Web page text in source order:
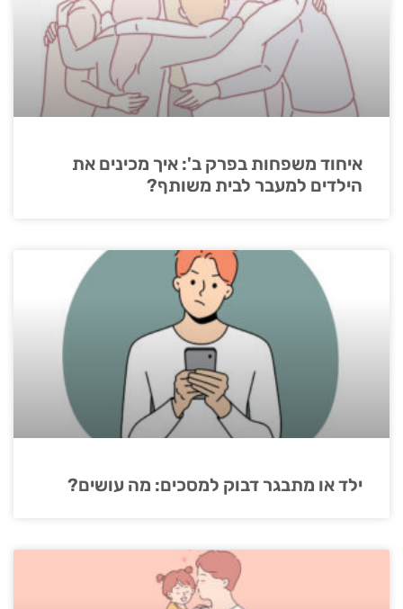
איחוד משפחות בפרק ב': איך מכינים את
הילדים למעבר לבית משותף?
ילד או מתבגר דבוק למסכים: מה עושים?